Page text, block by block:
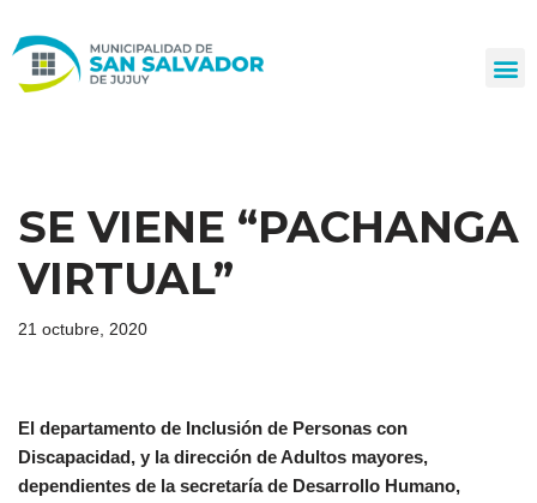
al
SE VIENE “PACHANGA
VIRTUAL”
21 octubre, 2020
El departamento de Inclusión de Personas con
Discapacidad, y la dirección de Adultos mayores,
dependientes de la secretaría de Desarrollo Humano,